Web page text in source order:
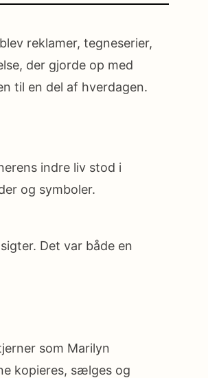
reklamer, tegneserier,
der gjorde op med
til en del af hverdagen.
indre liv stod i
og symboler.
Det var både en
som Marilyn
kopieres, sælges og